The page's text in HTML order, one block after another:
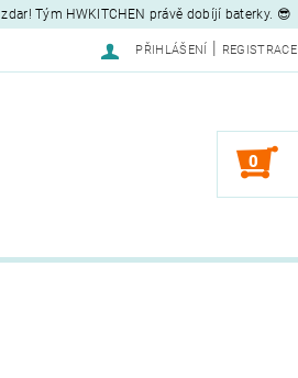
Tým HWKITCHEN právě dobíjí baterky. 😎
PŘIHLÁŠENÍ REGISTRACE
0